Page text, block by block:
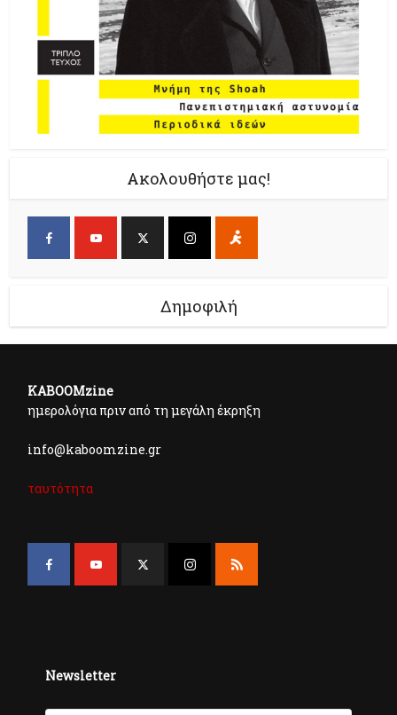
Ακολουθήστε μας!
Δημοφιλή
KABOOMzine
ημερολόγια πριν από τη μεγάλη έκρηξη
info@kaboomzine.gr
ταυτότητα
Newsletter